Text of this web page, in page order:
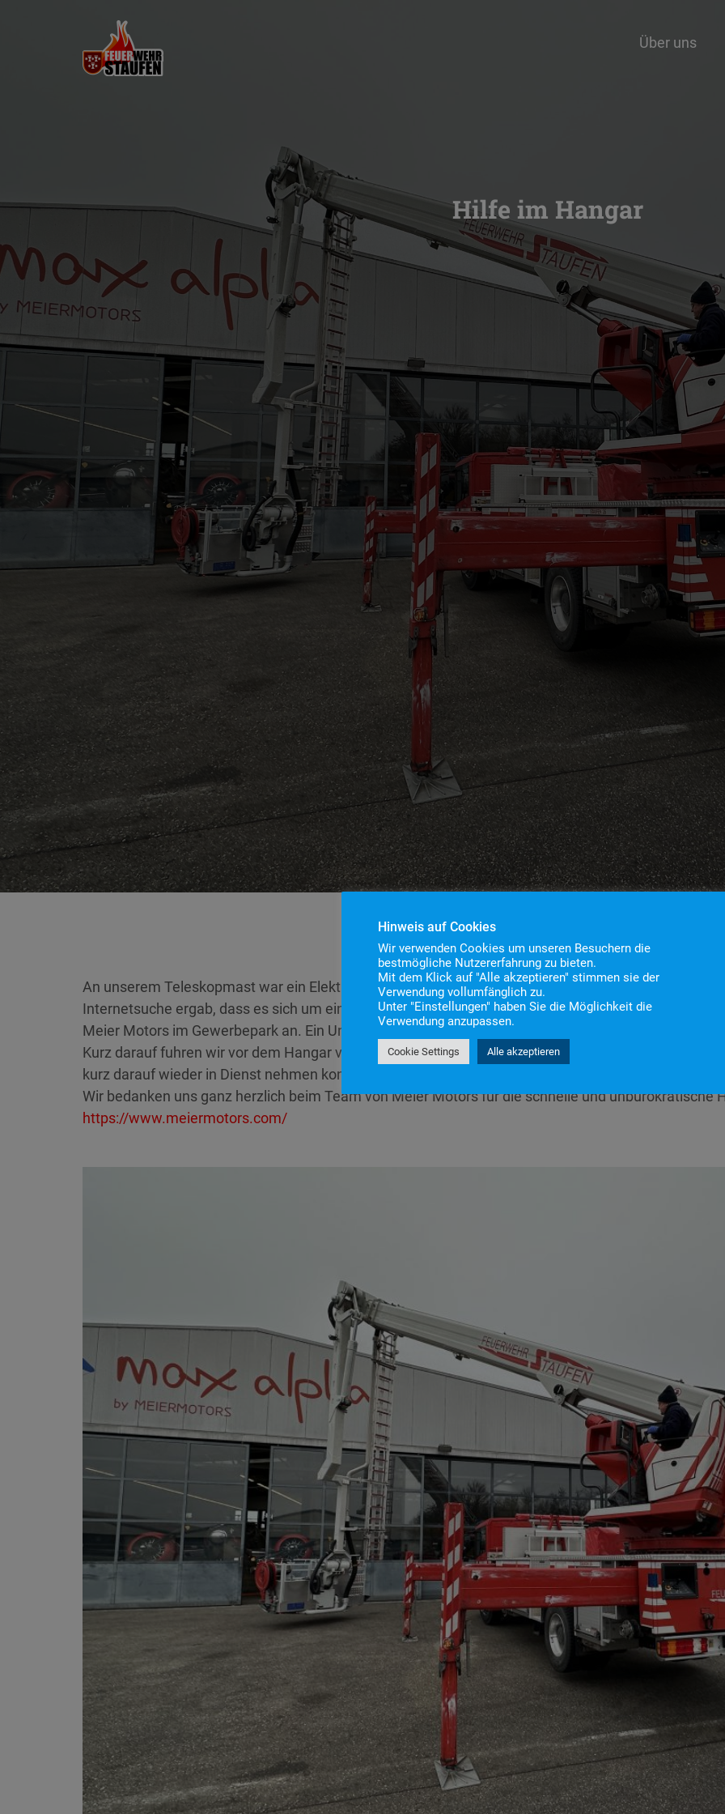
Über uns
Hilfe im Hangar
An unserem Teleskopmast war ein Elektrostecker defekt. Allerdings kannte keiner unserer
Internetsuche ergab, dass es sich um ein militärisches Modell handelt, das auch im Flugzeugbau
Meier Motors im Gewerbepark an. Ein Unternehmen, das historische Flugzeuge restauriert. Herr
Kurz darauf fuhren wir vor dem Hangar vor. Ein Techniker konnte uns mit wenigen Handgriffen das
kurz darauf wieder in Dienst nehmen konnten.
Wir bedanken uns ganz herzlich beim Team von Meier Motors für die schnelle und unbürokratische
https://www.meiermotors.com/
Hinweis auf Cookies
Wir verwenden Cookies um unseren Besuchern die
bestmögliche Nutzererfahrung zu bieten.
Mit dem Klick auf "Alle akzeptieren" stimmen sie der
Verwendung vollumfänglich zu.
Unter "Einstellungen" haben Sie die Möglichkeit die
Verwendung anzupassen.
Cookie Settings Alle akzeptieren